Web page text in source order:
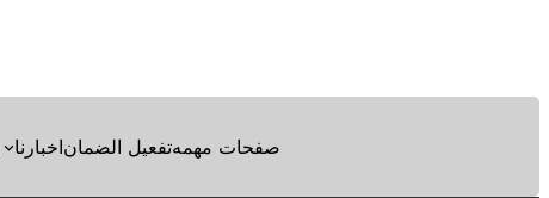
اخبارناتفعيل الضمانصفحات مهمه